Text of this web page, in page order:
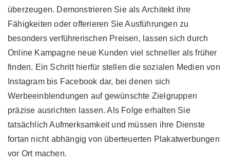
überzeugen. Demonstrieren Sie als Architekt ihre
Fähigkeiten oder offerieren Sie Ausführungen zu
besonders verführerischen Preisen, lassen sich durch
Online Kampagne neue Kunden viel schneller als früher
finden. Ein Schritt hierfür stellen die sozialen Medien von
Instagram bis Facebook dar, bei denen sich
Werbeeinblendungen auf gewünschte Zielgruppen
präzise ausrichten lassen. Als Folge erhalten Sie
tatsächlich Aufmerksamkeit und müssen ihre Dienste
fortan nicht abhängig von überteuerten Plakatwerbungen
vor Ort machen.